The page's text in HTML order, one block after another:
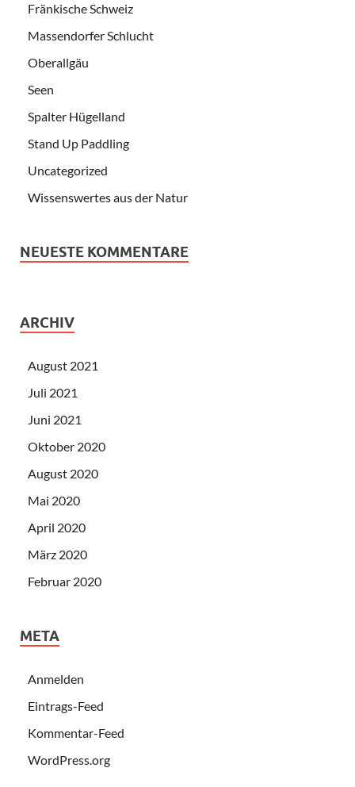
Fränkische Schweiz
Massendorfer Schlucht
Oberallgäu
Seen
Spalter Hügelland
Stand Up Paddling
Uncategorized
Wissenswertes aus der Natur
NEUESTE KOMMENTARE
ARCHIV
August 2021
Juli 2021
Juni 2021
Oktober 2020
August 2020
Mai 2020
April 2020
März 2020
Februar 2020
META
Anmelden
Eintrags-Feed
Kommentar-Feed
WordPress.org